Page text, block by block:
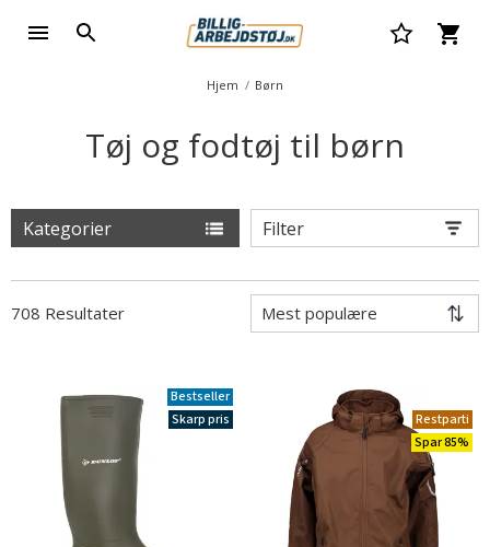
Hjem Børn
Tøj og fodtøj til børn
Kategorier Filter
708 Resultater
Bestseller
Skarp pris
Restparti
Spar 85%